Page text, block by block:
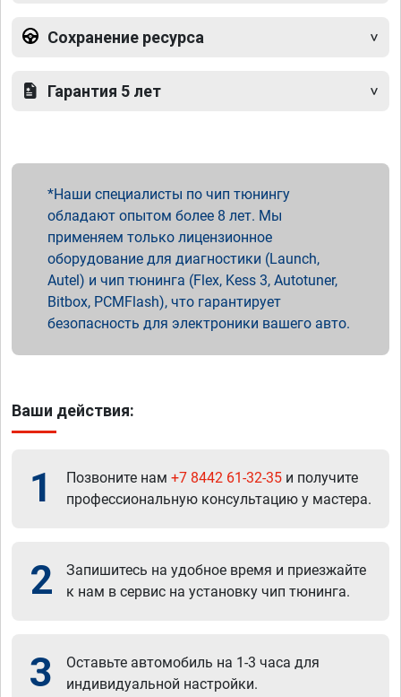
Сохранение ресурса
Гарантия 5 лет
Наши специалисты по чип тюнингу
обладают опытом более 8 лет. Мы
применяем только лицензионное
оборудование для диагностики (Launch,
Autel) и чип тюнинга (Flex, Kess 3, Autotuner,
Bitbox, PCMFlash), что гарантирует
безопасность для электроники вашего авто.
Ваши действия:
1 Позвоните нам +7 8442 61-32-35 и получите
профессиональную консультацию у мастера.
2
Запишитесь на удобное время и приезжайте
к нам в сервис на установку чип тюнинга.
3
Оставьте автомобиль на 1-3 часа для
индивидуальной настройки.